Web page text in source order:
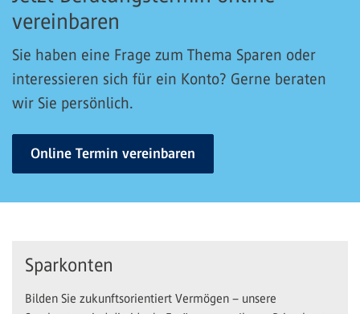
vereinbaren
Sie haben eine Frage zum Thema Sparen oder
interessieren sich für ein Konto? Gerne beraten
wir Sie persönlich.
Online Termin vereinbaren
Sparkonten
Bilden Sie zukunftsorientiert Vermögen – unsere